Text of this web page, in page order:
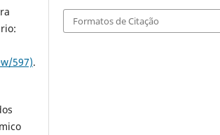
597).
Formatos de Citação